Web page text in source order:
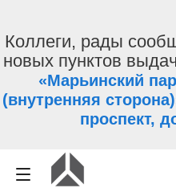
Коллеги, рады
новых пунктов
«Марьинский
(внутренняя
проспект,